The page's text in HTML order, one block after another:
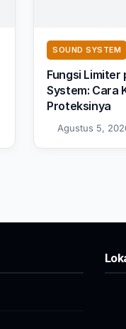
SOUND SYSTEM
Fungsi Limiter
System: Cara
Proteksinya
Agustus 5,